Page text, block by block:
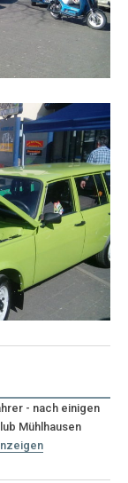
- nach einigen
Mühlhausen